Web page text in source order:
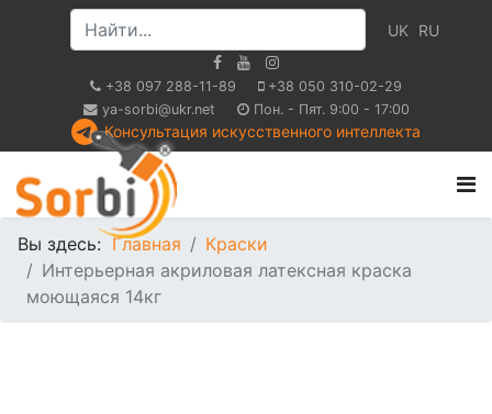
UK RU
+38 097 288-11-89
+38 050 310-02-29
ya-sorbi@ukr.net
Пон. - Пят. 9:00 - 17:00
Консультация искусственного интеллекта
Вы здесь:Главная
Краски
Интерьерная акриловая латексная краска
моющаяся 14кг